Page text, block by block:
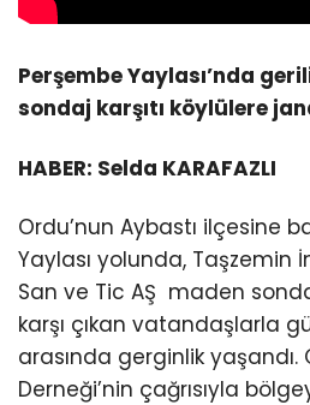
Perşembe Yaylası’nda
sondaj karşıtı köylülere
HABER: Selda KARAFAZLI
Ordu’nun Aybastı ilçesine
Yaylası yolunda, Taşzemin
San ve Tic AŞ maden
karşı çıkan vatandaşlarla
arasında gerginlik yaşandı.
Derneği’nin çağrısıyla